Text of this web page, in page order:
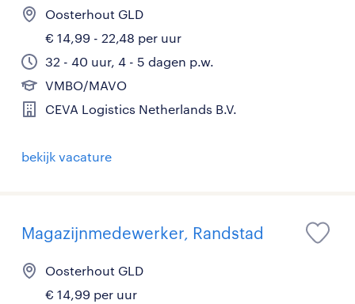
Oosterhout GLD
€ 14,99 - 22,48 per uur
32 - 40 uur, 4 - 5 dagen p.w.
VMBO/MAVO
CEVA Logistics Netherlands B.V.
bekijk vacature
Magazijnmedewerker, Randstad
Oosterhout GLD
€ 14,99 per uur